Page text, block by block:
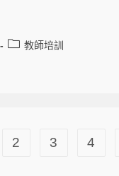
教師培訓
2 3 4